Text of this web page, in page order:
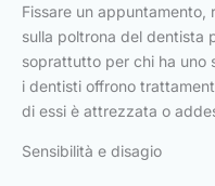
Fissare un appuntamento,
sulla poltrona del dentista
soprattutto per chi ha uno
i dentisti offrono
di essi è attrezzata o
Sensibilità e disagio